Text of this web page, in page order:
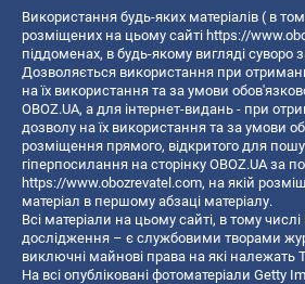
Використання будь-яких матеріалів ( в
розміщених на цьому сайті https://
піддоменах, в будь-якому вигляді суворо
Дозволяється використання при
на їх використання та за умови
OBOZ.UA, а для інтернет-видань - при
дозволу на їх використання та за умови
розміщення прямого, відкритого для
гіперпосилання на сторінку OBOZ.UA за
https://www.obozrevatel.com, на якій
матеріал в першому абзаці матеріалу.
Всі матеріали на цьому сайті, в тому числі
дослідження – є службовими творами
виключні майнові права на які належать
На всі опубліковані фотоматеріали Getty